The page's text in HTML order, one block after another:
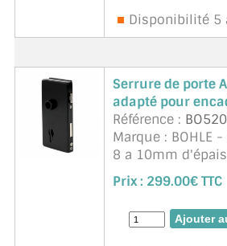
Disponibilité 5
Serrure de porte
adapté pour
Référence :
Marque : BOHLE
8 a 10mm
verrou 20 mm (2
testée. Serrure
antibruit. Serrure
suite
Prix : 299.00€ TTC